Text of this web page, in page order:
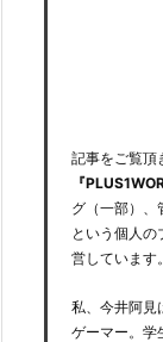
記事をご覧
『
グ（一部）、
という個人
営しています。
私、今井阿見
ゲーマー。学